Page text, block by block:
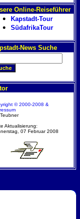
Online-Reiseführer
Kapstadt-Tour
SüdafrikaTour
News Suche
© 2000-2008 &
Aktualisierung:
07 Februar 2008